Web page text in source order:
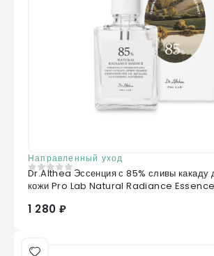
Направленный уход
0 из 5
Dr.Althea Эссенция с 85% сливы какаду
кожи Pro Lab Natural Radiance Essence
1 280 ₽